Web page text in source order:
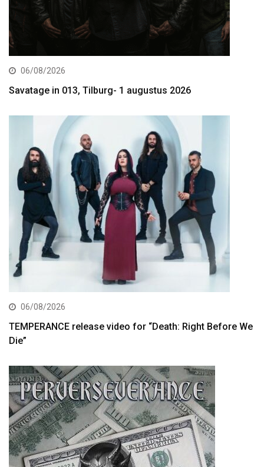
06/08/2026
Savatage in 013, Tilburg- 1 augustus 2026
06/08/2026
TEMPERANCE release video for “Death: Right Before We
Die”